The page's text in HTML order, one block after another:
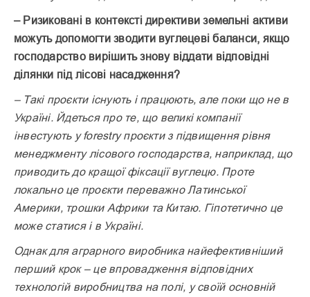
– Ризиковані в контексті директиви земельні активи
можуть допомогти зводити вуглецеві баланси, якщо
господарство вирішить знову віддати відповідні
ділянки під лісові насадження?
– Такі проєкти існують і працюють, але поки що не в
Україні. Йдеться про те, що великі компанії
інвестують у forestry проєкти з підвищення рівня
менеджменту лісового господарства, наприклад, що
приводить до кращої фіксації вуглецю. Проте
локально це проєкти переважно Латинської
Америки, трошки Африки та Китаю. Гіпотетично це
може статися і в Україні.
Однак для аграрного виробника найефективніший
перший крок – це впровадження відповідних
технологій виробництва на полі, у своїй основній